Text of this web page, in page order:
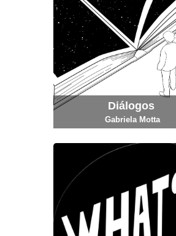
Diálogos
Gabriela Motta